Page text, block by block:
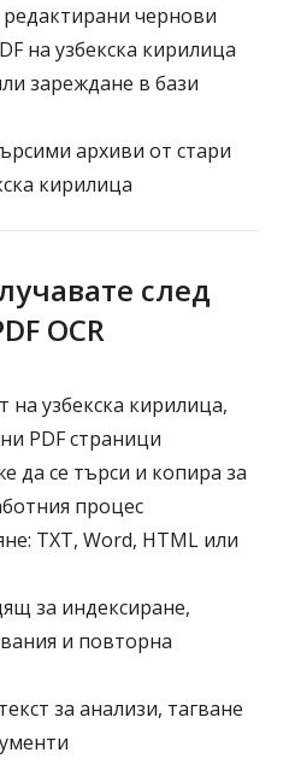
чернови
на узбекска кирилица
зареждане в бази
архиви от стари
кирилица
след
OCR
на узбекска кирилица,
PDF страници
да се търси и копира за
процес
TXT, Word, HTML или
за индексиране,
и повторна
за анализи, тагване